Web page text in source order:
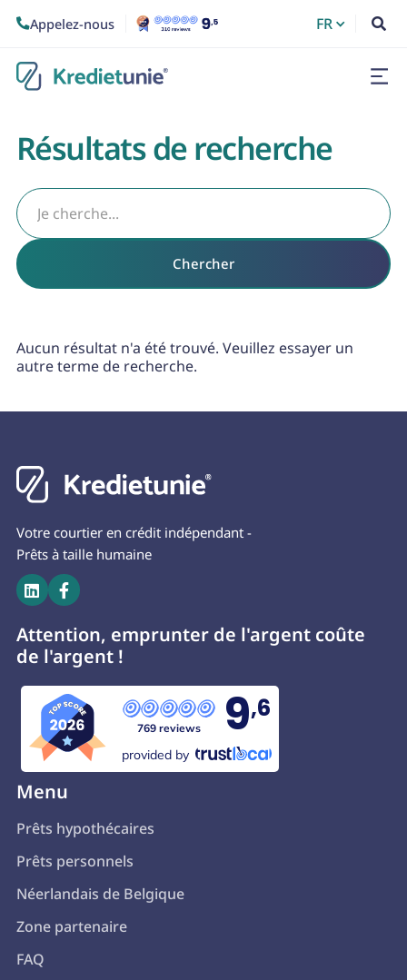
Appelez-nous FR 
Résultats de recherche
Aucun résultat n'a été trouvé. Veuillez essayer un
autre terme de recherche.
Votre courtier en crédit indépendant -
Prêts à taille humaine
 
Attention, emprunter de l'argent coûte
de l'argent !
769 reviews 9,6
provided by
Menu
Prêts hypothécaires
Prêts personnels
Néerlandais de Belgique
Zone partenaire
FAQ